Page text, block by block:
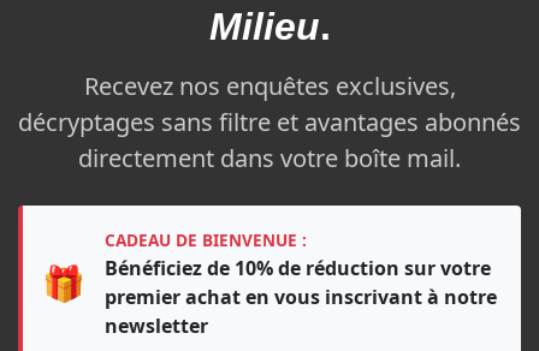
Milieu.
Recevez nos enquêtes exclusives,
décryptages sans filtre et avantages abonnés
directement dans votre boîte mail.
🎁
CADEAU DE BIENVENUE :
Bénéficiez de 10% de réduction sur votre
premier achat en vous inscrivant à notre
newsletter